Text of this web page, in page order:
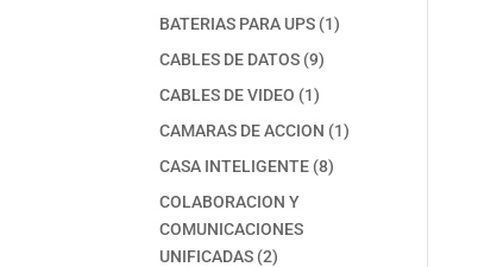
BATERIAS PARA UPS 11
CABLES DE DATOS 99
CABLES DE VIDEO 11
producto
CAMARAS DE ACCION 11
CASA INTELIGENTE 88
COLABORACION Y
COMUNICACIONES
UNIFICADAS 22